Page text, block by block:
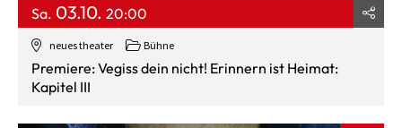
neues theater Bühne
Sa. 03.10. 20:00
Premiere: Vegiss dein nicht! Erinnern ist Heimat:
Kapitel III